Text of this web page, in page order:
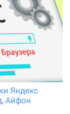
Яндекс
Айфон